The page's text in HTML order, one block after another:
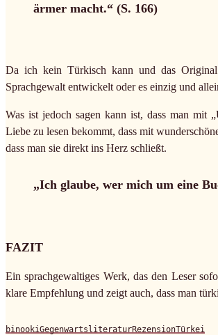
ärmer macht.“ (S. 166)
Da ich kein Türkisch kann und das
Sprachgewalt entwickelt oder es einzig und
Was ist jedoch sagen kann ist, dass man mit
Liebe zu lesen bekommt, dass mit
dass man sie direkt ins Herz schließt.
„Ich glaube, wer mich um eine
FAZIT
Ein sprachgewaltiges Werk, das den Leser
klare Empfehlung und zeigt auch, dass man
binookiGegenwartsliteraturRezensionTürkei